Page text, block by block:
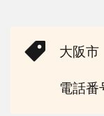
大阪
電話番